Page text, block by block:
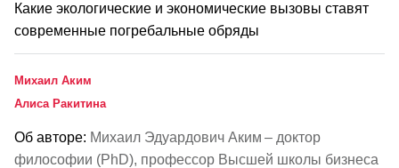
Какие экологические и экономические вызовы ставят
современные погребальные обряды
Михаил Аким
Алиса Ракитина
Об авторе: Михаил Эдуардович Аким – доктор
философии (PhD), профессор Высшей школы бизнеса